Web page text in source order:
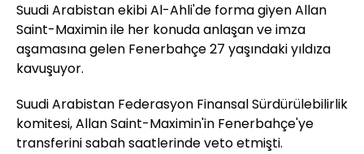
Suudi Arabistan ekibi Al-Ahli'de forma giyen Allan
Saint-Maximin ile her konuda anlaşan ve imza
aşamasına gelen Fenerbahçe 27 yaşındaki yıldıza
kavuşuyor.
Suudi Arabistan Federasyon Finansal Sürdürülebilirlik
komitesi, Allan Saint-Maximin'in Fenerbahçe'ye
transferini sabah saatlerinde veto etmişti.